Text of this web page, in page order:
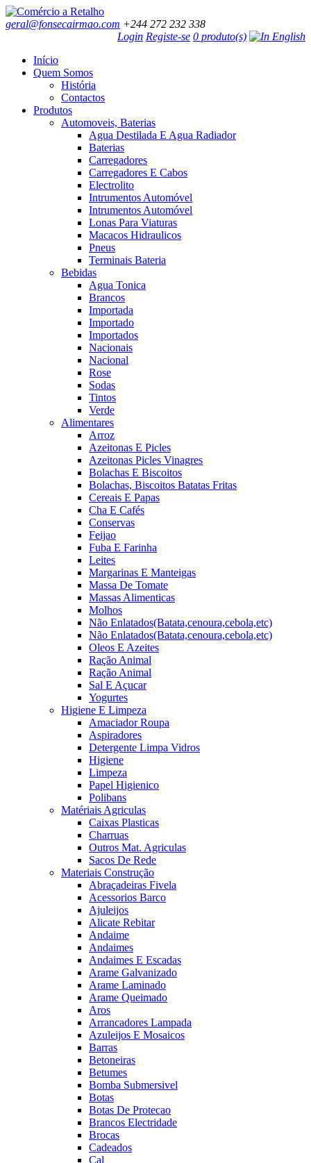
geral@fonsecairmao.com +244 272 232 338
Login Registe-se 0 produto(s)
Início
Quem Somos
História
Contactos
Produtos
Automoveis, Baterias
Agua Destilada E Agua Radiador
Baterias
Carregadores
Carregadores E Cabos
Electrolito
Intrumentos Automóvel
Intrumentos Automóvel
Lonas Para Viaturas
Macacos Hidraulicos
Pneus
Terminais Bateria
Bebidas
Agua Tonica
Brancos
Importada
Importado
Importados
Nacionais
Nacional
Rose
Sodas
Tintos
Verde
Alimentares
Arroz
Azeitonas E Picles
Azeitonas Picles Vinagres
Bolachas E Biscoitos
Bolachas, Biscoitos Batatas Fritas
Cereais E Papas
Cha E Cafés
Conservas
Feijao
Fuba E Farinha
Leites
Margarinas E Manteigas
Massa De Tomate
Massas Alimenticas
Molhos
Não Enlatados(Batata,cenoura,cebola,etc)
Não Enlatados(Batata,cenoura,cebola,etc)
Oleos E Azeites
Ração Animal
Ração Animal
Sal E Açucar
Yogurtes
Higiene E Limpeza
Amaciador Roupa
Aspiradores
Detergente Limpa Vidros
Higiene
Limpeza
Papel Higienico
Polibans
Matériais Agriculas
Caixas Plasticas
Charruas
Outros Mat. Agriculas
Sacos De Rede
Materiais Construção
Abraçadeiras Fivela
Acessorios Barco
Ajuleijos
Alicate Rebitar
Andaime
Andaimes
Andaimes E Escadas
Arame Galvanizado
Arame Laminado
Arame Queimado
Aros
Arrancadores Lampada
Azuleijos E Mosaicos
Barras
Betoneiras
Betumes
Bomba Submersivel
Botas
Botas De Protecao
Brancos Electridade
Brocas
Cadeados
Cal